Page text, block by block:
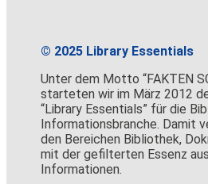
© 2025 Library Essentials
Unter dem Motto “FAKTEN
starteten wir im März 2012
“Library Essentials” für die
Informationsbranche. Damit
den Bereichen Bibliothek,
mit der gefilterten Essenz
Informationen.